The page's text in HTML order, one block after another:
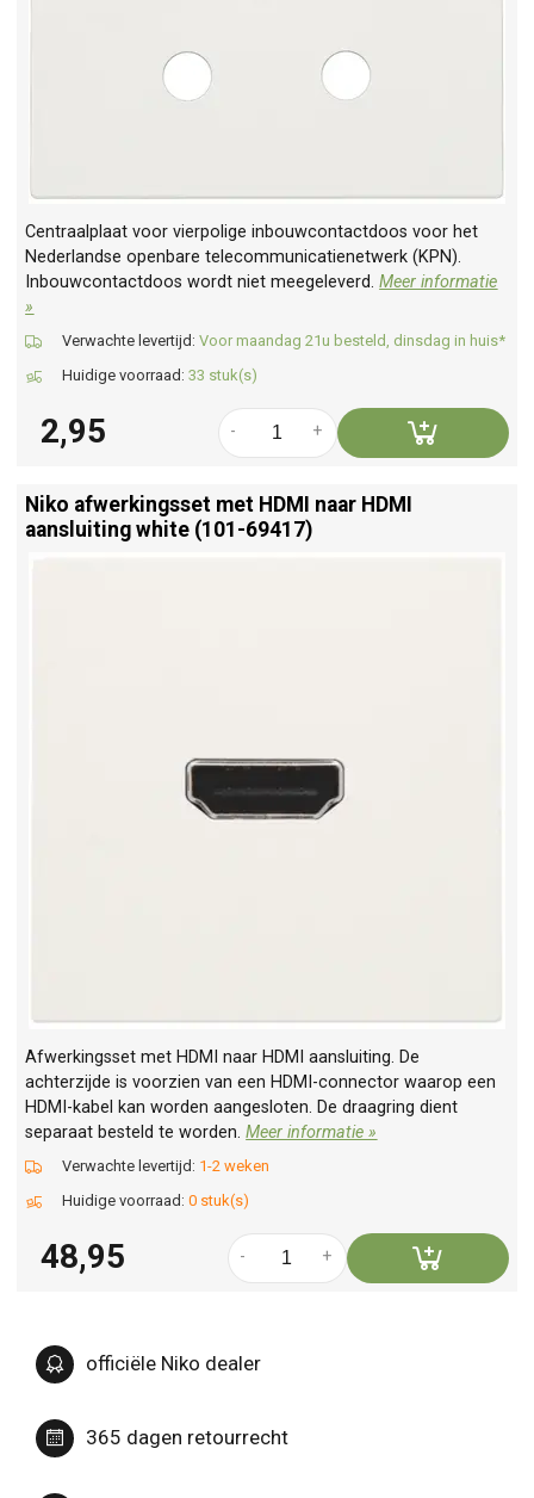
Centraalplaat voor vierpolige inbouwcontactdoos voor het
Nederlandse openbare telecommunicatienetwerk (KPN).
Inbouwcontactdoos wordt niet meegeleverd.Meer informatie
»
Verwachte levertijd: Voor maandag 21u besteld, dinsdag in huis*
Huidige voorraad: 33 stuk(s)
2,95 +
-
Niko afwerkingsset met HDMI naar HDMI
aansluiting white (101-69417)
Afwerkingsset met HDMI naar HDMI aansluiting. De
achterzijde is voorzien van een HDMI-connector waarop een
HDMI-kabel kan worden aangesloten. De draagring dient
separaat besteld te worden.Meer informatie »
Verwachte levertijd: 1-2 weken
Huidige voorraad: 0 stuk(s)
48,95 +
-
officiële Niko dealer
365 dagen retourrecht